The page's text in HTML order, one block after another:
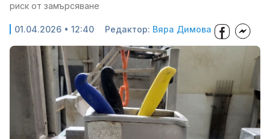
риск от замърсяване
01.04.2026 • 12:40 Редактор: Вяра Димова